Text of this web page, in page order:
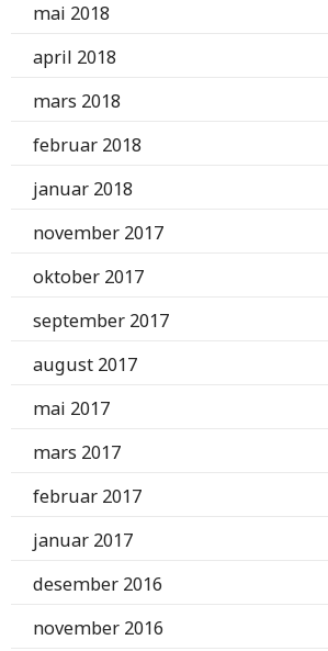
mai 2018
april 2018
mars 2018
februar 2018
januar 2018
november 2017
oktober 2017
september 2017
august 2017
mai 2017
mars 2017
februar 2017
januar 2017
desember 2016
november 2016